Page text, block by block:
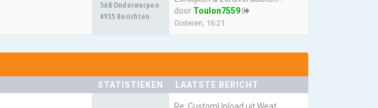
568 Onderwerpen
4935 Berichten
door Toulon7559
Gisteren, 16:21
STATISTIEKEN LAATSTE BERICHT